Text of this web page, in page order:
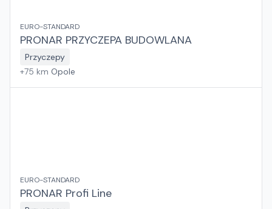
EURO-STANDARD
PRONAR PRZYCZEPA BUDOWLANA
Przyczepy
+75 km Opole
EURO-STANDARD
PRONAR Profi Line